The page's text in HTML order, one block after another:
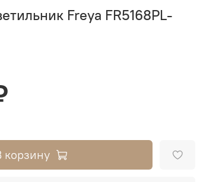
Freya FR5168PL-
корзину